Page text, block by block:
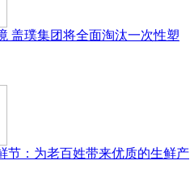
盖璞集团将全面淘汰一次性塑
节：为老百姓带来优质的生鲜产